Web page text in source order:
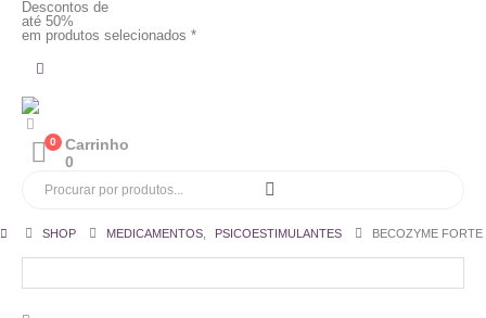
Descontos de
até 50%
em produtos selecionados *
0
Carrinho
0
SHOP MEDICAMENTOS PSICOESTIMULANTES BECOZYME FORTE